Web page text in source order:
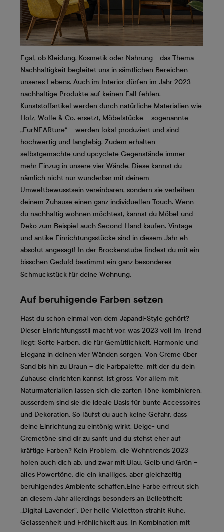
Egal, ob Kleidung, Kosmetik oder Nahrung - das Thema
Nachhaltigkeit begleitet uns in sämtlichen Bereichen
unseres Lebens. Auch im Interior dürfen im Jahr 2023
nachhaltige Produkte auf keinen Fall fehlen.
Kunststoffartikel werden durch natürliche Materialien wie
Holz, Wolle & Co. ersetzt, Möbelstücke – sogenannte
„FurNEARture“ – werden lokal produziert und sind
hochwertig und langlebig. Zudem erhalten
selbstgemachte und upcyclete Gegenstände immer
mehr Einzug in unsere vier Wände. Diese kannst du
nämlich nicht nur wunderbar mit deinem
Umweltbewusstsein vereinbaren, sondern sie verleihen
deinem Zuhause einen ganz individuellen Touch. Wenn
du nachhaltig wohnen möchtest, kannst du Möbel und
Deko zum Beispiel auch Second-Hand kaufen. Vintage
und antike Einrichtungsstücke sind in diesem Jahr eh
absolut angesagt! In der Brockenstube findest du mit ein
bisschen Geduld bestimmt ein ganz besonderes
Schmuckstück für deine Wohnung.
Auf beruhigende Farben setzen
Hast du schon einmal von dem Japandi-Style gehört?
Dieser Einrichtungsstil macht vor, was 2023 voll im Trend
liegt: Softe Farben, die für Gemütlichkeit, Harmonie und
Eleganz in deinen vier Wänden sorgen. Von Creme über
Sand bis hin zu Braun – die Farbpalette, mit der du dein
Zuhause einrichten kannst, ist gross. Vor allem mit
Naturmaterialien lassen sich die zarten Töne kombinieren,
ausserdem sind sie die ideale Basis für bunte Accessoires
und Dekoration. So läufst du auch keine Gefahr, dass
deine Einrichtung zu eintönig wirkt. Beige- und
Cremetöne sind dir zu sanft und du stehst eher auf
kräftige Farben? Kein Problem, die Wohntrends 2023
holen auch dich ab, und zwar mit Blau, Gelb und Grün –
alles Powertöne, die ein knalliges, aber gleichzeitig
beruhigendes Ambiente schaffen.Eine Farbe erfreut sich
an diesem Jahr allerdings besonders an Beliebtheit:
„Digital Lavender“. Der helle Violettton strahlt Ruhe,
Gelassenheit und Fröhlichkeit aus. In Kombination mit